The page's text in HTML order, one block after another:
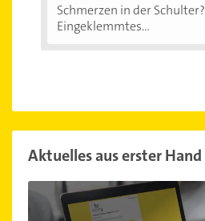
Schmerzen in der Schulter?
Eingeklemmtes...
Aktuelles aus erster Hand